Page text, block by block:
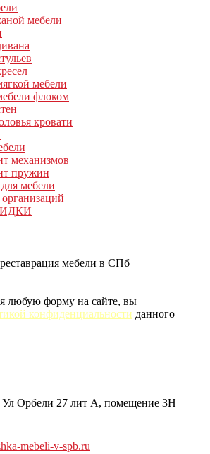
мебели
мебели
флоком
кровати
механизмов
пружин
мебели
мебели в СПб
любую форму на сайте, вы
конфиденциальности данного
Ул Орбели 27 лит А, помещение 3Н
mebeli-v-spb.ru